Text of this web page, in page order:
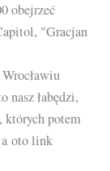
obejrzeć
"Gracjan
nasz łabędzi,
których potem
a oto link